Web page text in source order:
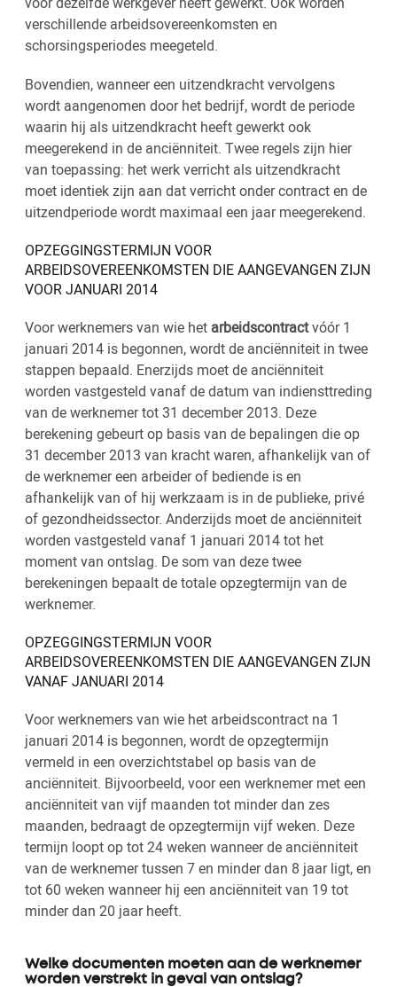
verschillende arbeidsovereenkomsten en
schorsingsperiodes meegeteld.
Bovendien, wanneer een uitzendkracht vervolgens
wordt aangenomen door het bedrijf, wordt de periode
waarin hij als uitzendkracht heeft gewerkt ook
meegerekend in de anciënniteit. Twee regels zijn hier
van toepassing: het werk verricht als uitzendkracht
moet identiek zijn aan dat verricht onder contract en de
uitzendperiode wordt maximaal een jaar meegerekend.
OPZEGGINGSTERMIJN VOOR
ARBEIDSOVEREENKOMSTEN DIE AANGEVANGEN ZIJN
VOOR JANUARI 2014
Voor werknemers van wie het arbeidscontractvóór 1
januari 2014 is begonnen, wordt de anciënniteit in twee
stappen bepaald. Enerzijds moet de anciënniteit
worden vastgesteld vanaf de datum van indiensttreding
van de werknemer tot 31 december 2013. Deze
berekening gebeurt op basis van de bepalingen die op
31 december 2013 van kracht waren, afhankelijk van of
de werknemer een arbeider of bediende is en
afhankelijk van of hij werkzaam is in de publieke, privé
of gezondheidssector. Anderzijds moet de anciënniteit
worden vastgesteld vanaf 1 januari 2014 tot het
moment van ontslag. De som van deze twee
berekeningen bepaalt de totale opzegtermijn van de
werknemer.
OPZEGGINGSTERMIJN VOOR
ARBEIDSOVEREENKOMSTEN DIE AANGEVANGEN ZIJN
VANAF JANUARI 2014
Voor werknemers van wie het arbeidscontract na 1
januari 2014 is begonnen, wordt de opzegtermijn
vermeld in een overzichtstabel op basis van de
anciënniteit. Bijvoorbeeld, voor een werknemer met een
anciënniteit van vijf maanden tot minder dan zes
maanden, bedraagt de opzegtermijn vijf weken. Deze
termijn loopt op tot 24 weken wanneer de anciënniteit
van de werknemer tussen 7 en minder dan 8 jaar ligt, en
tot 60 weken wanneer hij een anciënniteit van 19 tot
minder dan 20 jaar heeft.
Welke documenten moeten aan de werknemer
worden verstrekt in geval van ontslag?